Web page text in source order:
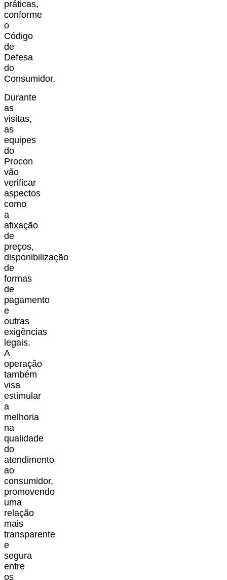
práticas,
conforme
o
Código
de
Defesa
do
Consumidor.
Durante
as
visitas,
as
equipes
do
Procon
vão
verificar
aspectos
como
a
afixação
de
preços,
disponibilização
de
formas
de
pagamento
e
outras
exigências
legais.
A
operação
também
visa
estimular
a
melhoria
na
qualidade
do
atendimento
ao
consumidor,
promovendo
uma
relação
mais
transparente
e
segura
entre
os